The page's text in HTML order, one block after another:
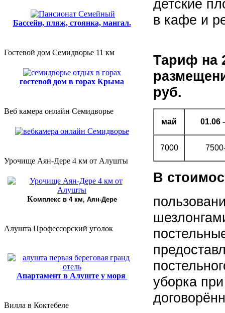
Бассейн, пляж, стоянка, мангал.
Гостевой дом Семидворье 11 км
гостевой дом в горах Крыма
Веб камера онлайн Семидворье
Урочище Аян-Дере 4 км от Алушты
Комплекс в 4 км, Аян-Дере
Алушта Профессорский уголок
Апартамент в Алуште у моря
Вилла в Коктебеле
детские
в кафе и
Тариф на
руб.
май 01.06
7000
В
уборка